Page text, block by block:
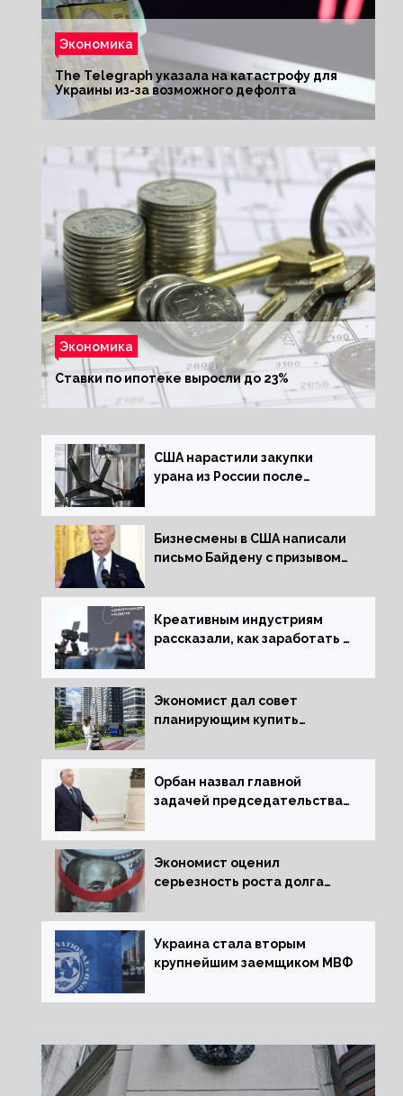
Экономика
The Telegraph указала на катастрофу для
Украины из-за возможного дефолта
Экономика
Ставки по ипотеке выросли до 23%
США нарастили закупки
урана из России после
Бизнесмены в США написали
письмо Байдену с призывом
Креативным индустриям
рассказали, как заработать 2
экономики
Экономист дал совет
планирующим купить
Орбан назвал главной
задачей председательства
за мир
Экономист оценил
серьезность роста долга
Украина стала вторым
крупнейшим заемщиком МВФ